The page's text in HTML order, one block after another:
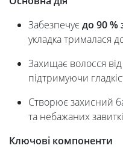
Забезпечує до 90 %
укладка трималася
Захищає волосся від
підтримуючи
Створює захисний
та небажаних
Ключові компоненти